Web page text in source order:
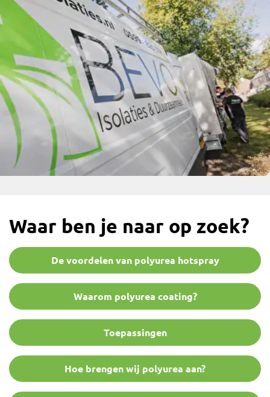
Waar ben je naar op zoek?
De voordelen van polyurea hotspray
Waarom polyurea coating?
Toepassingen
Hoe brengen wij polyurea aan?